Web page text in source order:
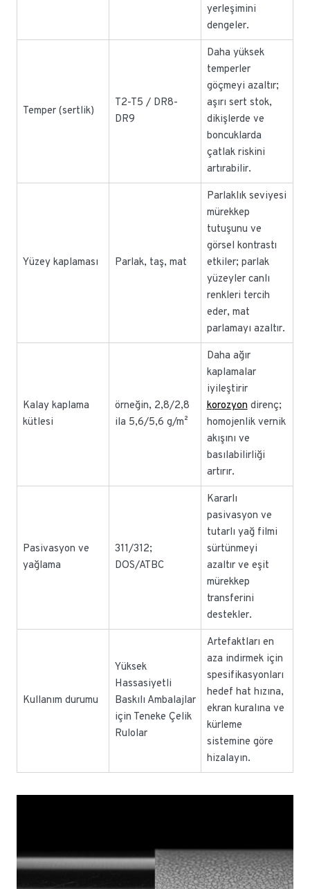
yerleşimini
dengeler.
Temper (sertlik)
T2-T5 / DR8-
DR9
Daha yüksek
temperler
göçmeyi azaltır;
aşırı sert stok,
dikişlerde ve
boncuklarda
çatlak riskini
artırabilir.
Yüzey kaplaması Parlak, taş, mat
Parlaklık seviyesi
mürekkep
tutuşunu ve
görsel kontrastı
etkiler; parlak
yüzeyler canlı
renkleri tercih
eder, mat
parlamayı azaltır.
Kalay kaplama
kütlesi
örneğin, 2,8/2,8
ila 5,6/5,6 g/m²
Daha ağır
kaplamalar
iyileştirir
korozyon direnç;
homojenlik vernik
akışını ve
basılabilirliği
artırır.
Pasivasyon ve
yağlama
311/312;
DOS/ATBC
Kararlı
pasivasyon ve
tutarlı yağ filmi
sürtünmeyi
azaltır ve eşit
mürekkep
transferini
destekler.
Kullanım durumu
Yüksek
Hassasiyetli
Baskılı Ambalajlar
için Teneke Çelik
Rulolar
Artefaktları en
aza indirmek için
spesifikasyonları
hedef hat hızına,
ekran kuralına ve
kürleme
sistemine göre
hizalayın.